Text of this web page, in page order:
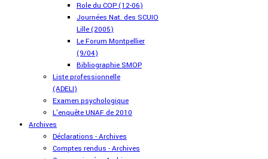
Role du COP (12-06)
Journées Nat. des SCUIO
Lille (2005)
Le Forum Montpellier
(9/04)
Bibliographie SMOP
Liste professionnelle
(ADELI)
Examen psychologique
L'enquête UNAF de 2010
Archives
Déclarations - Archives
Comptes rendus - Archives